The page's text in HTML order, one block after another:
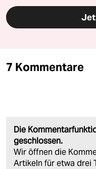
7 Kommentare
Die
geschlossen.
Wir öffnen die
Artikeln für etwa drei